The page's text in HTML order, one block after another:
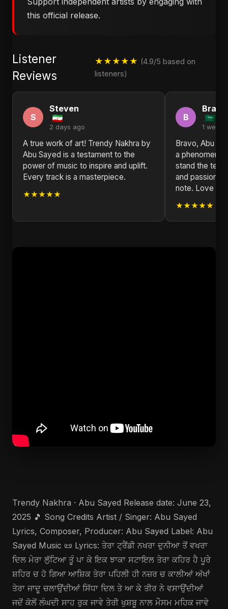
this official release.
Listener
Reviews
★★★★★ (4.9/5 based on
listeners)
S
Steven
2 days ago
A true work of art! Trendy Nakhra by
Abu Sayed is a testament to the
power of music to inspire and uplift.
Every track is a masterpiece.
★★★★★
B
1 week
Bravo, Abu
a phenomenal
stand the test
and passion
note. Love
★★★★★
Trendy Nakhra · Abu Sayed Release date: June 23,
2025 🎵 Song Credits Artist / Singer: Abu Sayed
Lyrics, Composer, Producer: Abu Sayed Label: Abu
Sayed Music 📜 Lyrics: ਤੇਰਾ ਟ੍ਰੈਂਡੀ ਨਖਰਾ ਦੁਨੀਆ ਤੋਂ ਵਖਰਾ
ਦਿਲ ਮੇਰਾ ਲੁੱਟਿਆ ਤੂੰ ਪਾ ਕੇ ਇਕ ਝਾਕਾ ਸਟਾਇਲ ਤੇਰਾ ਕਹਿਰ ਹੈ ਪੂਰੇ
ਸ਼ਹਿਰ ਚ ਹੋ ਗਿਆ ਆਸ਼ਿਕ ਤੇਰਾ ਪਹਿਲੀ ਹੀ ਨਜ਼ਰ ਚ ਕਾਲੀਆਂ ਅੱਖਾਂ
ਤੇਰਾ ਜਾਦੂ ਚਲਾਉਂਦੀਆਂ ਸਿੱਧਾ ਦਿਲ ਤੇ ਆ ਕੇ ਤੀਰ ਨੇ ਵਸਾਉਂਦੀਆਂ
ਜਦੋਂ ਕੋਲੋਂ ਲੰਘਦੀ ਸਾਹ ਰੁਕ ਜਾਵੇ ਤੇਰੀ ਖੁਸ਼ਬੂ ਨਾਲ ਮੌਸਮ ਮਹਿਕ ਜਾਵੇ